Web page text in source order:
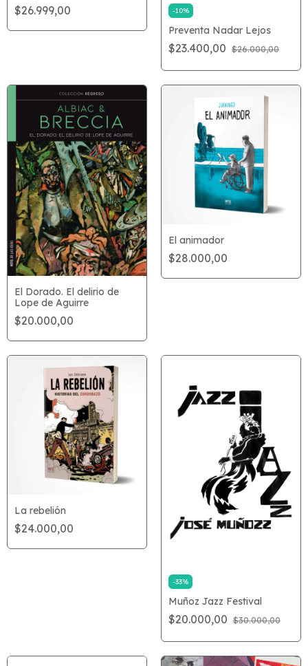
$26.999,00 -10%
Preventa Nadar Lejos
$23.400,00 $26.000,00
El Dorado. El delirio de
Lope de Aguirre
$20.000,00
El animador
$28.000,00
La rebelión
$24.000,00
-33%
Muñoz Jazz Festival
$20.000,00 $30.000,00